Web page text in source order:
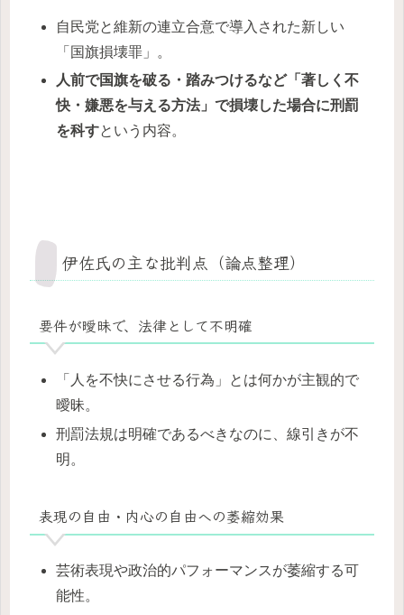
自民党と維新の連立合意で導入された新しい
「国旗損壊罪」。
人前で国旗を破る・踏みつけるなど「著しく不
快・嫌悪を与える方法」で損壊した場合に刑罰
を科すという内容。
伊佐氏の主な批判点（論点整理）
要件が曖昧で、法律として不明確
「人を不快にさせる行為」とは何かが主観的で
曖昧。
刑罰法規は明確であるべきなのに、線引きが不
明。
表現の自由・内心の自由への萎縮効果
芸術表現や政治的パフォーマンスが萎縮する可
能性。